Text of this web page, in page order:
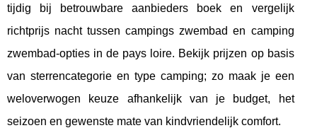
tijdig bij betrouwbare aanbieders boek en vergelijk
richtprijs nacht tussen campings zwembad en camping
zwembad-opties in de pays loire. Bekijk prijzen op basis
van sterrencategorie en type camping; zo maak je een
weloverwogen keuze afhankelijk van je budget, het
seizoen en gewenste mate van kindvriendelijk comfort.